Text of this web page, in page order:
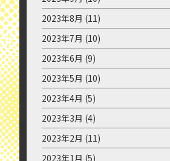
2024年7月(10)
2024年6月(8)
2024年5月(9)
2024年4月(18)
2024年3月(10)
2024年2月(12)
2024年1月(8)
2023年12月(10)